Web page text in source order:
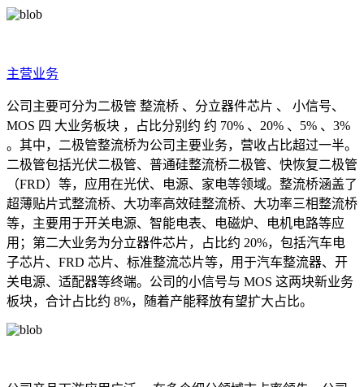
主营业务
公司主要可分为二极管 整流桥 、分立器件芯片 、 小信号、
MOS 四 大业务板块 ，占比分别约 约 70% 、20% 、5% 、3%
。其中，二极管整流桥为公司主要业务，营收占比超过一半。
二极管包括光伏二极管、普通硅整流桥二极管、快恢复二极管
（FRD）等，应用在光伏、电源、家电等领域。整流桥涵盖了
超薄贴片式整流桥、大功率高效硅整流桥、大功率三相整流桥
等，主要用于开关电源、智能电表、电磁炉、电机电路等应
用；第二大业务为分立器件芯片，占比约 20%，包括汽车电
子芯片、FRD 芯片、标准整流芯片等，用于汽车整流器、开
关电源、适配器等终端。公司的小信号与 MOS 这两块新业务
板块，合计占比约 8%，随着产能释放有望扩大占比。